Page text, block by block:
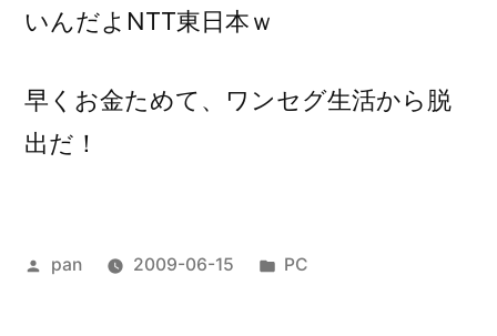
いんだよNTT東日本ｗ
早くお金ためて、ワンセグ生活から脱
出だ！
投
pan 2009-06-15
カ
PC